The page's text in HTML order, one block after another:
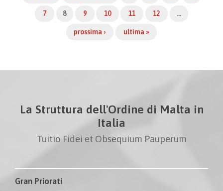
7 8 9 10 11 12 …
prossima › ultima »
La Struttura dell'Ordine di Malta in
Italia
Tuitio Fidei et Obsequium Pauperum
Gran Priorati